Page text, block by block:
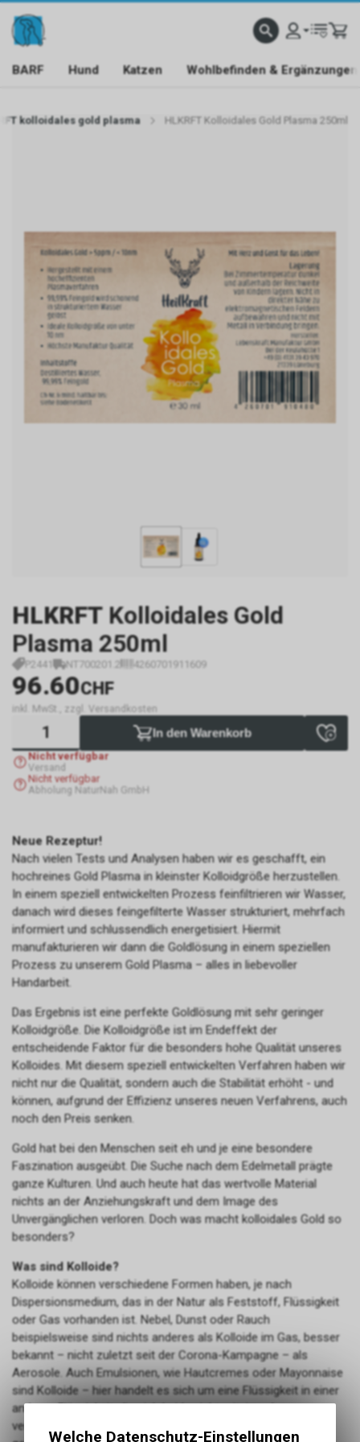
BARF Hund Katzen Wohlbefinden & Ergänzungen
kolloidales gold plasma HLKRFT Kolloidales Gold Plasma 250ml
HLKRFT Kolloidales Gold
Plasma 250ml
P2441 NT700201.2 4260701911609
96.60CHF
inkl. MwSt., zzgl. Versandkosten
In den Warenkorb
Nicht verfügbar
Versand
Nicht verfügbar
Abholung NaturNah GmbH
Neue Rezeptur!
Nach vielen Tests und Analysen haben wir es geschafft, ein
hochreines Gold Plasma in kleinster Kolloidgröße herzustellen.
In einem speziell entwickelten Prozess feinfiltrieren wir Wasser,
danach wird dieses feingefilterte Wasser strukturiert, mehrfach
informiert und schlussendlich energetisiert. Hiermit
manufakturieren wir dann die Goldlösung in einem speziellen
Prozess zu unserem Gold Plasma – alles in liebevoller
Handarbeit.
Das Ergebnis ist eine perfekte Goldlösung mit sehr geringer
Kolloidgröße. Die Kolloidgröße ist im Endeffekt der
entscheidende Faktor für die besonders hohe Qualität unseres
Kolloides. Mit diesem speziell entwickelten Verfahren haben wir
nicht nur die Qualität, sondern auch die Stabilität erhöht - und
können, aufgrund der Effizienz unseres neuen Verfahrens, auch
noch den Preis senken.
Gold hat bei den Menschen seit eh und je eine besondere
Faszination ausgeübt. Die Suche nach dem Edelmetall prägte
ganze Kulturen. Und auch heute hat das wertvolle Material
nichts an der Anziehungskraft und dem Image des
Unvergänglichen verloren. Doch was macht kolloidales Gold so
besonders?
Was sind Kolloide?
Kolloide können verschiedene Formen haben, je nach
Dispersionsmedium, das in der Natur als Feststoff, Flüssigkeit
oder Gas vorhanden ist. Nebel, Dunst oder Rauch
beispielsweise sind nichts anderes als Kolloide im Gas, besser
bekannt – nicht zuletzt seit der Corona-Kampagne – als
Aerosole. Auch Emulsionen, wie Hautcremes oder Mayonnaise
sind Kolloide – hier handelt es sich um eine Flüssigkeit in einer
anderen Flüssigkeit, die sich beide nicht miteinander
vermischen lassen. Kolloidales Gold – ähnlich wie Silber –
Welche Datenschutz-Einstellungen